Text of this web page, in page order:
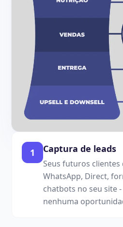
1 Captura de leads
Seus futuros
WhatsApp, Direct,
chatbots no seu site
nenhuma